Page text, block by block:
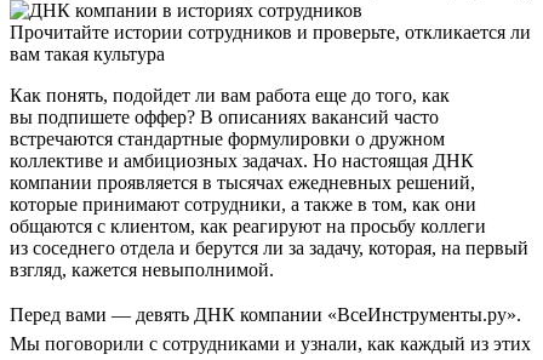
Прочитайте истории сотрудников и проверьте, откликается ли
вам такая культура
Как понять, подойдет ли вам работа еще до того, как
вы подпишете оффер? В описаниях вакансий часто
встречаются стандартные формулировки о дружном
коллективе и амбициозных задачах. Но настоящая ДНК
компании проявляется в тысячах ежедневных решений,
которые принимают сотрудники, а также в том, как они
общаются с клиентом, как реагируют на просьбу коллеги
из соседнего отдела и берутся ли за задачу, которая, на первый
взгляд, кажется невыполнимой.
Перед вами — девять ДНК компании «ВсеИнструменты.ру».
Мы поговорили с сотрудниками и узнали, как каждый из этих